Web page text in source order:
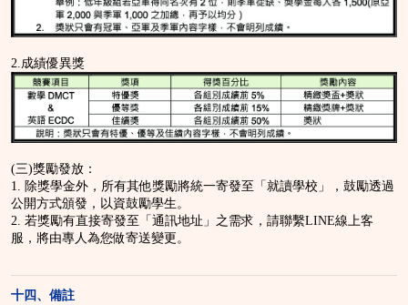
2.成績優異獎
(三)獎勵發放：
1. 除獎學金外，所有其他獎勵將統一寄發至「就讀學校」，鼓勵透過
公開方式頒發，以資鼓勵學生。
2. 若獎勵有直接寄發至「通訊地址」之需求，請聯繫LINE線上客
服，將由專人為您做寄送變更。
十四 、備註